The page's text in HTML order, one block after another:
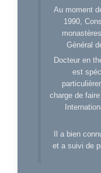
Au moment
1990,
Général
Docteur en
est
charge de
Il a bien
et a suivi de